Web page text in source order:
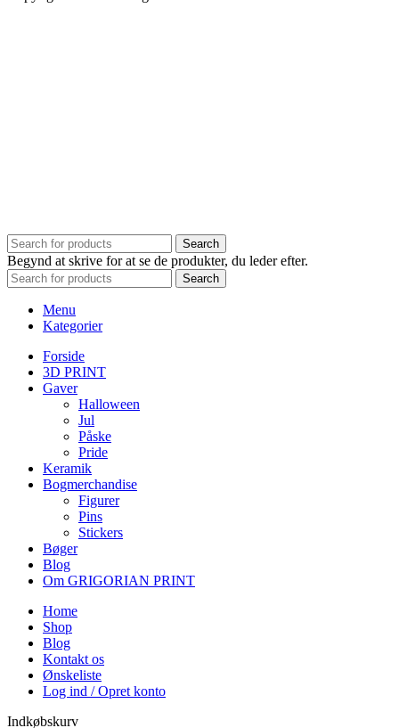
Search
Begynd at skrive for at se de produkter, du leder efter.
Search
Menu
Kategorier
Forside
3D PRINT
Gaver
Halloween
Jul
Påske
Pride
Keramik
Bogmerchandise
Figurer
Pins
Stickers
Bøger
Blog
Om GRIGORIAN PRINT
Home
Shop
Blog
Kontakt os
Ønskeliste
Log ind / Opret konto
Indkøbskurv